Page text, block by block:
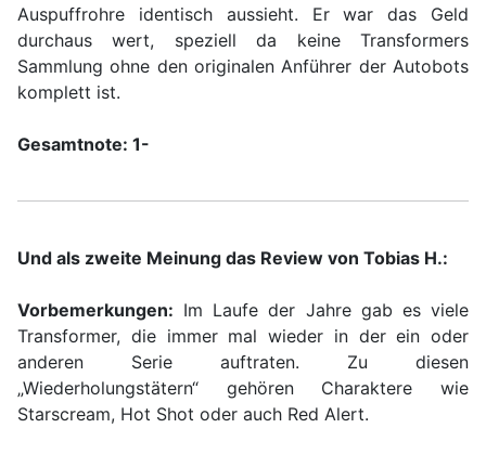
Auspuffrohre identisch aussieht. Er war das Geld
durchaus wert, speziell da keine Transformers
Sammlung ohne den originalen Anführer der Autobots
komplett ist.
Gesamtnote: 1-
Und als zweite Meinung das Review von Tobias H.:
Vorbemerkungen: Im Laufe der Jahre gab es viele
Transformer, die immer mal wieder in der ein oder
anderen Serie auftraten. Zu diesen
„Wiederholungstätern“ gehören Charaktere wie
Starscream, Hot Shot oder auch Red Alert.